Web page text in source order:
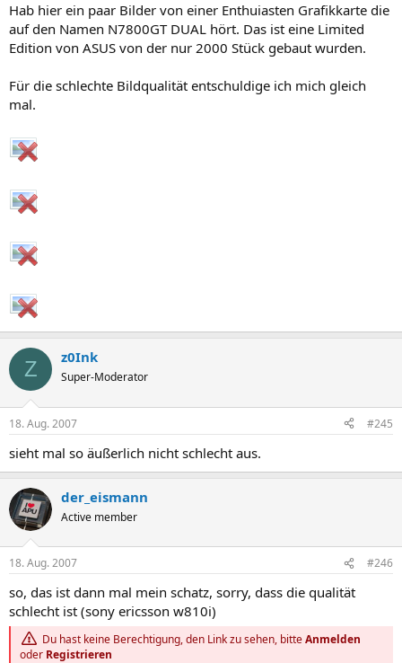
Hab hier ein paar Bilder von einer Enthuiasten Grafikkarte die
auf den Namen N7800GT DUAL hört. Das ist eine Limited
Edition von ASUS von der nur 2000 Stück gebaut wurden.
Für die schlechte Bildqualität entschuldige ich mich gleich
mal.
Z z0Ink
Super-Moderator
18. Aug. 2007 #245
sieht mal so äußerlich nicht schlecht aus.
der_eismann
Active member
18. Aug. 2007 #246
so, das ist dann mal mein schatz, sorry, dass die qualität
schlecht ist (sony ericsson w810i)
Du hast keine Berechtigung, den Link zu sehen, bitteAnmelden
oder Registrieren